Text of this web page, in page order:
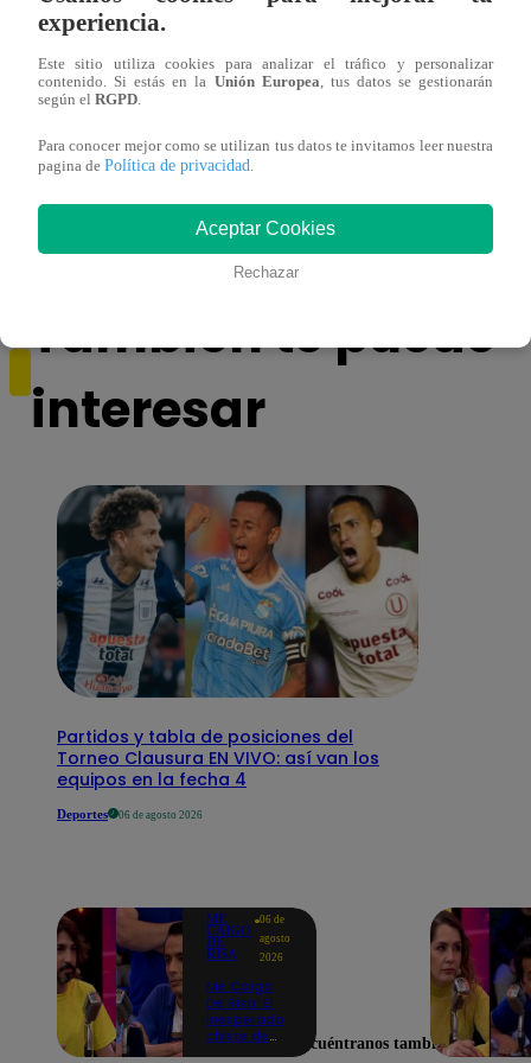
¡Jorge Benavides estuvo escondido tras la
También te puede
interesar
Partidos y tabla de posiciones del
Torneo Clausura EN VIVO: así van los
equipos en la fecha 4
Deportes 06 de agosto 2026
ME
CAIGO
DE
RISA
06 de
agosto
2026
Me Caigo
De Risa: El
inesperado
chiste de
experiencia.
Este sitio utiliza cookies para analizar el tráfico y personalizar
contenido. Si estás en la Unión Europea , tus datos se gestionarán
según el RGPD
Para conocer mejor como se utilizan tus datos te invitamos leer nuestra
pagina de Política de privacidad
Aceptar Cookies
Rechazar
Encuéntranos también en